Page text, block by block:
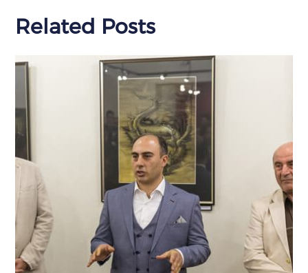
Related Posts